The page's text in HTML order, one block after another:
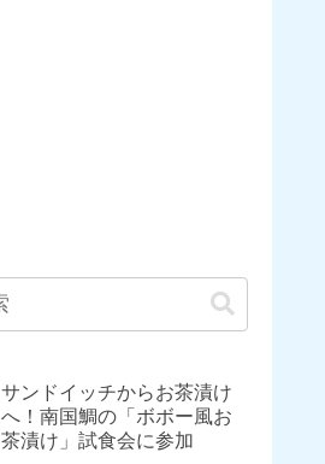
サンドイッチからお茶漬け
へ！南国鯛の「ボボー風お
茶漬け」試食会に参加